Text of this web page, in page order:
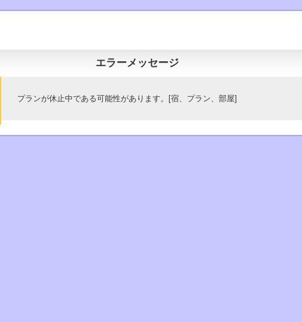
エラーメッセージ
プランが休止中である可能性があります。[宿、プラン、部屋]